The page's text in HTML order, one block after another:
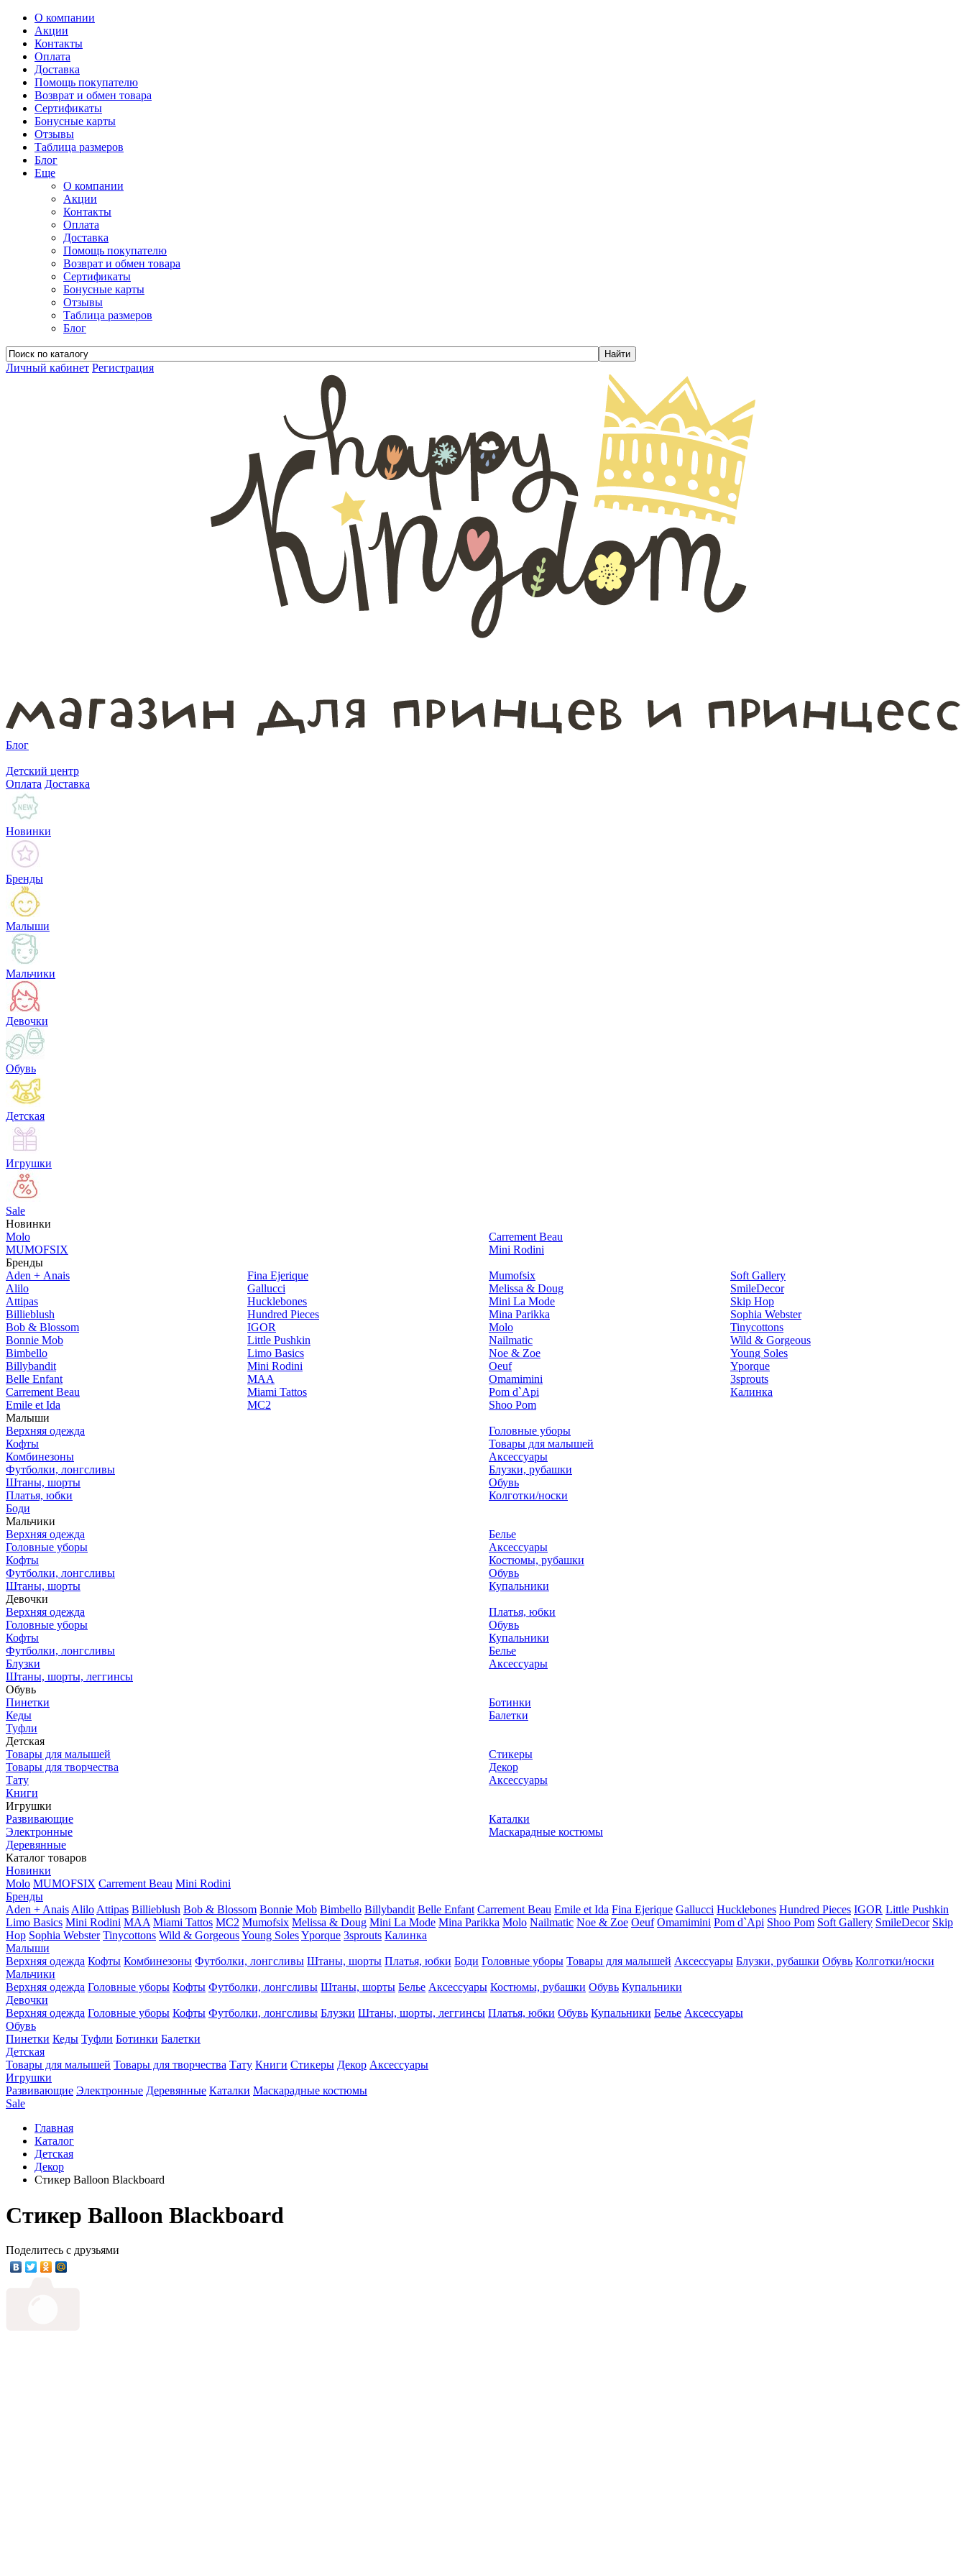
О компании
Акции
Контакты
Оплата
Доставка
Помощь покупателю
Возврат и обмен товара
Сертификаты
Бонусные карты
Отзывы
Таблица размеров
Блог
Еще
О компании
Акции
Контакты
Оплата
Доставка
Помощь покупателю
Возврат и обмен товара
Сертификаты
Бонусные карты
Отзывы
Таблица размеров
Блог
Личный кабинет Регистрация
Блог
Детский центр
Оплата Доставка
Новинки
Бренды
Малыши
Мальчики
Девочки
Обувь
Детская
Игрушки
Sale
Новинки
Molo
MUMOFSIX
Carrement Beau
Mini Rodini
Бренды
Aden + Anais
Alilo
Attipas
Billieblush
Bob & Blossom
Bonnie Mob
Bimbello
Billybandit
Belle Enfant
Carrement Beau
Emile et Ida
Fina Ejerique
Gallucci
Hucklebones
Hundred Pieces
IGOR
Little Pushkin
Limo Basics
Mini Rodini
MAA
Miami Tattos
MC2
Mumofsix
Melissa & Doug
Mini La Mode
Mina Parikka
Molo
Nailmatic
Noe & Zoe
Oeuf
Omamimini
Pom d`Api
Shoo Pom
Soft Gallery
SmileDecor
Skip Hop
Sophia Webster
Tinycottons
Wild & Gorgeous
Young Soles
Yporque
3sprouts
Калинка
Малыши
Верхняя одежда
Кофты
Комбинезоны
Футболки, лонгсливы
Штаны, шорты
Платья, юбки
Боди
Головные уборы
Товары для малышей
Аксессуары
Блузки, рубашки
Обувь
Колготки/носки
Мальчики
Верхняя одежда
Головные уборы
Кофты
Футболки, лонгсливы
Штаны, шорты
Белье
Аксессуары
Костюмы, рубашки
Обувь
Купальники
Девочки
Верхняя одежда
Головные уборы
Кофты
Футболки, лонгсливы
Блузки
Штаны, шорты, леггинсы
Платья, юбки
Обувь
Купальники
Белье
Аксессуары
Обувь
Пинетки
Кеды
Туфли
Ботинки
Балетки
Детская
Товары для малышей
Товары для творчества
Тату
Книги
Стикеры
Декор
Аксессуары
Игрушки
Развивающие
Электронные
Деревянные
Каталки
Маскарадные костюмы
Каталог товаров
Новинки
Molo MUMOFSIX Carrement Beau Mini Rodini
Бренды
Aden + Anais Alilo Attipas Billieblush Bob & Blossom Bonnie Mob Bimbello Billybandit Belle Enfant Carrement Beau Emile et Ida Fina Ejerique Gallucci Hucklebones Hundred Pieces IGOR Little Pushkin
Limo Basics Mini Rodini MAA Miami Tattos MC2 Mumofsix Melissa & Doug Mini La Mode Mina Parikka Molo Nailmatic Noe & Zoe Oeuf Omamimini Pom d`Api Shoo Pom Soft Gallery SmileDecor Skip
Hop Sophia Webster Tinycottons Wild & GorgeousYoung SolesYporque 3sprouts Калинка
Малыши
Верхняя одежда Кофты Комбинезоны Футболки, лонгсливы Штаны, шорты Платья, юбки Боди Головные уборы Товары для малышей Аксессуары Блузки, рубашки Обувь Колготки/носки
Мальчики
Верхняя одежда Головные уборы Кофты Футболки, лонгсливы Штаны, шорты Белье Аксессуары Костюмы, рубашки Обувь Купальники
Девочки
Верхняя одежда Головные уборы Кофты Футболки, лонгсливы Блузки Штаны, шорты, леггинсы Платья, юбки Обувь Купальники Белье Аксессуары
Обувь
Пинетки Кеды Туфли Ботинки Балетки
Детская
Товары для малышей Товары для творчества Тату Книги Стикеры Декор Аксессуары
Игрушки
Развивающие Электронные Деревянные Каталки Маскарадные костюмы
Sale
Главная
Каталог
Детская
Декор
Стикер Balloon Blackboard
Стикер Balloon Blackboard
Поделитесь с друзьями